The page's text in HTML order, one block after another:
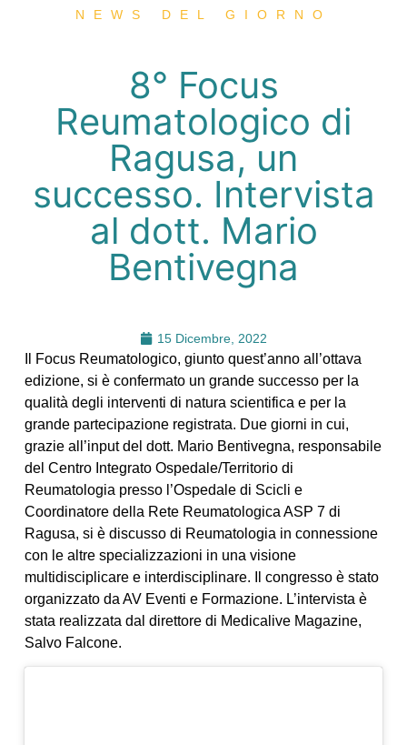
NEWS DEL GIORNO
8° Focus
Reumatologico di
Ragusa, un
successo. Intervista
al dott. Mario
Bentivegna
15 Dicembre, 2022
Il Focus Reumatologico, giunto quest’anno all’ottava
edizione, si è confermato un grande successo per la
qualità degli interventi di natura scientifica e per la
grande partecipazione registrata. Due giorni in cui,
grazie all’input del dott. Mario Bentivegna, responsabile
del Centro Integrato Ospedale/Territorio di
Reumatologia presso l’Ospedale di Scicli e
Coordinatore della Rete Reumatologica ASP 7 di
Ragusa, si è discusso di Reumatologia in connessione
con le altre specializzazioni in una visione
multidisciplicare e interdisciplinare. Il congresso è stato
organizzato da AV Eventi e Formazione. L’intervista è
stata realizzata dal direttore di Medicalive Magazine,
Salvo Falcone.